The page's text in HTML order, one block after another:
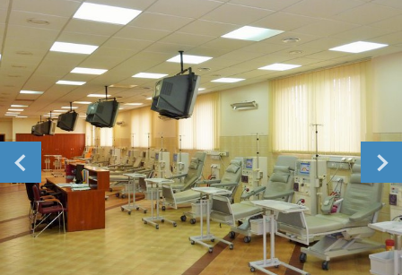
Romania
Russia
Serbia
Slovakia
Slovenia
Spain
Sweden
Switzerland